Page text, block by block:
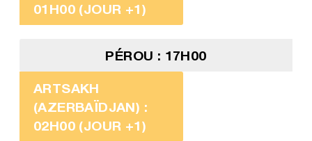
01H00 (JOUR +1)
PÉROU : 17H00
ARTSAKH
(AZERBAÏDJAN) :
02H00 (JOUR +1)